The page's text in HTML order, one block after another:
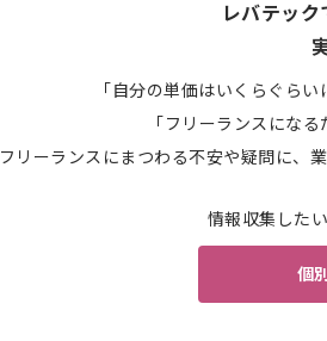
レバテッ
「自分の単価はいくらぐら
「フリーランスにな
フリーランスにまつわる不安や疑問に、
情報収集した
個